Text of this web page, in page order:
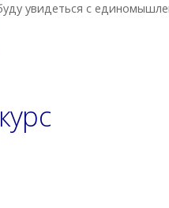
увидеться с